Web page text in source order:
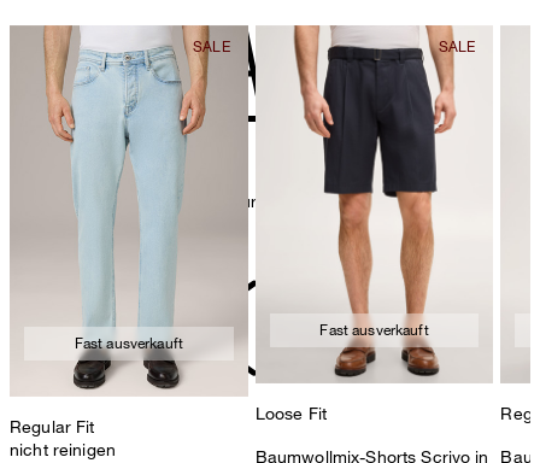
Bügeln bei geringer Temperatur
nicht reinigen
Fast ausverkauft
Regular Fit
Fast ausverkauft
Loose Fit
Baumwollmix-Shorts Scrivo in